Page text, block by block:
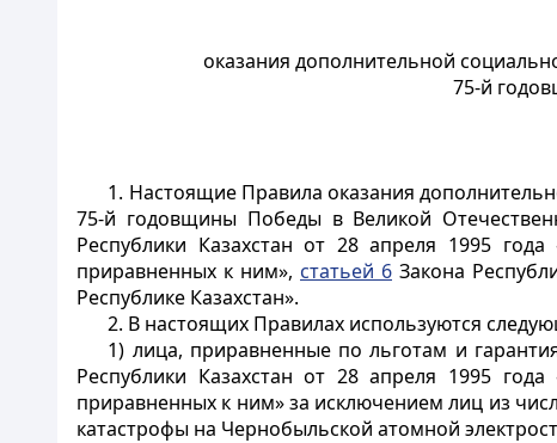
оказания дополнительной
75-й
1. Настоящие Правила оказания
75-й годовщины Победы в Великой
Республики Казахстан от 28 апреля 1995
приравненных к ним», статьей 6 Закона
Республике Казахстан».
2. В настоящих Правилах используются
1) лица, приравненные по льготам и
Республики Казахстан от 28 апреля 1995
приравненных к ним» за исключением лиц из
катастрофы на Чернобыльской атомной